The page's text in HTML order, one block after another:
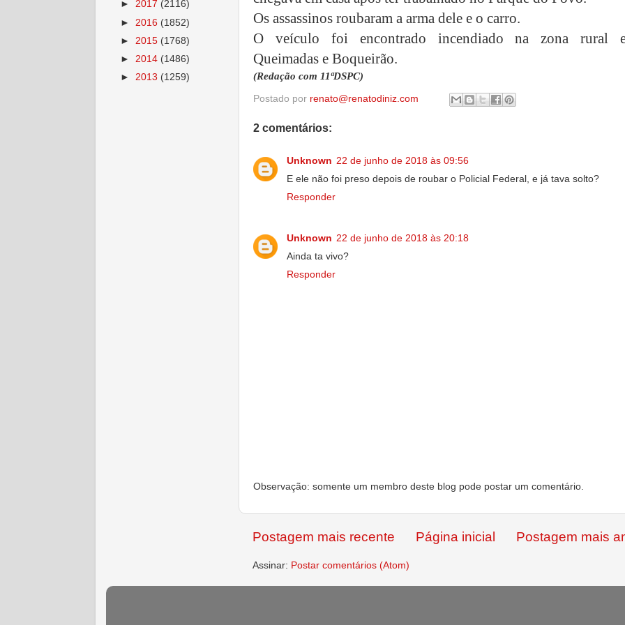
Os assassinos roubaram a arma dele e o carro.
O veículo foi encontrado incendiado na zona rural
Queimadas e Boqueirão.
(Redação com 11ªDSPC)
Postado por renato@renatodiniz.com
2 comentários:
Unknown 22 de junho de 2018 às 09:56
E ele não foi preso depois de roubar o Policial Federal, e já tava solto?
Responder
Unknown 22 de junho de 2018 às 20:18
Ainda ta vivo?
Responder
Observação: somente um membro deste blog pode postar um comentário.
Postagem mais recente Postagem mais
Página inicial
Assinar: Postar comentários (Atom)
► 2017 (2116)
► 2016 (1852)
► 2015 (1768)
► 2014 (1486)
► 2013 (1259)